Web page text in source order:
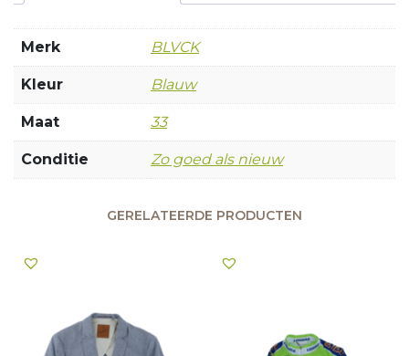
Merk BLVCK
Kleur Blauw
Maat 33
Conditie Zo goed als nieuw
GERELATEERDE PRODUCTEN